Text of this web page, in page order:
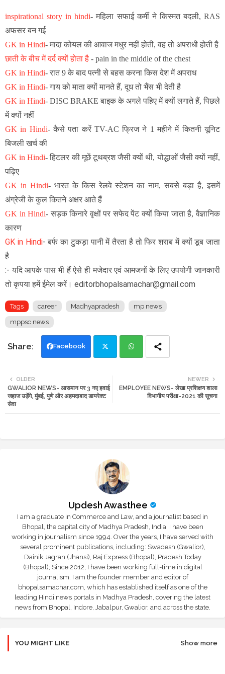
inspirational story in hindi- महिला सफाई कर्मी ने किस्मत बदली, RAS
अफसर बन गई
GK in Hindi- मादा कोयल की आवाज मधुर नहीं होती, वह तो अपराधी होती है
छाती के बीच में दर्द क्यों होता है - pain in the middle of the chest
GK in Hindi- रात 9 के बाद पत्नी से बहस करना किस देश में अपराध
GK in Hindi- गाय को माता क्यों मानते हैं, दूध तो भैंस भी देती है
GK in Hindi- DISC BRAKE बाइक के अगले पहिए में क्यों लगाते हैं, पिछले
में क्यों नहीं
GK in Hindi- कैसे पता करें TV-AC फ्रिज ने 1 महीने में कितनी यूनिट
बिजली खर्च की
GK in Hindi- हिटलर की मूछें टूथब्रश जैसी क्यों थी, योद्धाओं जैसी क्यों नहीं,
पढ़िए
GK in Hindi- भारत के किस रेलवे स्टेशन का नाम, सबसे बड़ा है, इसमें
अंग्रेजी के कुल कितने अक्षर आते हैं
GK in Hindi- सड़क किनारे वृक्षों पर सफेद पेंट क्यों किया जाता है, वैज्ञानिक
कारण
GK in Hindi-बर्फ का टुकड़ा पानी में तैरता है तो फिर शराब में क्यों डूब जाता
है
:- यदि आपके पास भी हैं ऐसे ही मजेदार एवं आमजनों के लिए उपयोगी जानकारी
तो कृपया हमें ईमेल करें। editorbhopalsamachar@gmail.com
Tags career Madhyapradesh mp news
mppsc news
Facebook
tte ats
NEWER
EMPLOYEE NEWS- लेखा प्रशिक्षण शाला
विभागीय परीक्षा-2021 की सूचना
OLDER
GWALIOR NEWS- आसमान पर 3 नए हवाई
जहाज उड़ेंगे, मुंबई, पुणे और अहमदाबाद डायरेक्ट
सेवा
Updesh Awasthee
I am a graduate in Commerce and Law, and a journalist based in
Bhopal, the capital city of Madhya Pradesh, India. I have been
working in journalism since 1994. Over the years, I have served with
several prominent publications, including: Swadesh (Gwalior),
Dainik Jagran (Jhansi), Raj Express (Bhopal), Pradesh Today
(Bhopal); Since 2012, I have been working full-time in digital
journalism. I am the founder member and editor of
bhopalsamachar.com, which has established itself as one of the
leading Hindi news portals in Madhya Pradesh, covering the latest
news from Bhopal, Indore, Jabalpur, Gwalior, and across the state.
YOU MIGHT LIKE Show more